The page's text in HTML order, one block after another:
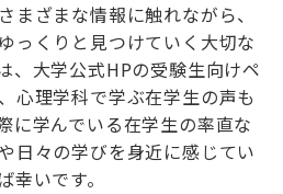
まざまな情報に触れながら、
っくりと見つけていく大切な
、大学公式HPの受験生向けペ
心理学科で学ぶ在学生の声も
に学んでいる在学生の率直な
日々の学びを身近に感じてい
幸いです。